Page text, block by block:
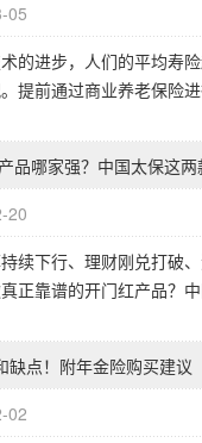
05
的进步，人们的平均寿
提前通过商业养老保险
品哪家强？中国太保这
20
续下行、理财刚兑打破
正靠谱的开门红产品？
缺点！附年金险购买建议
02